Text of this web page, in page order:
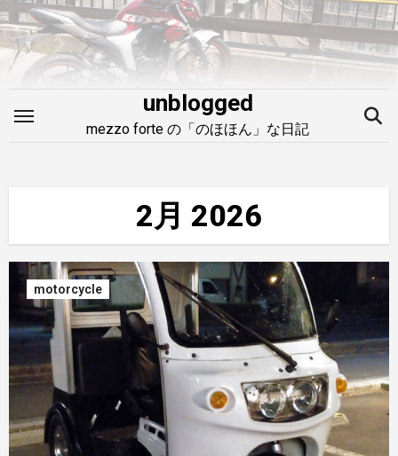
内
容
を
unblogged
mezzo forte の「のほほん」な日記
2月 2026
motorcycle